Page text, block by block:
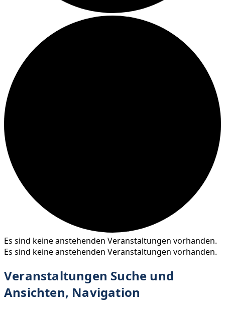
Es sind keine anstehenden Veranstaltungen vorhanden.
Es sind keine anstehenden Veranstaltungen vorhanden.
Veranstaltungen Suche und
Ansichten, Navigation